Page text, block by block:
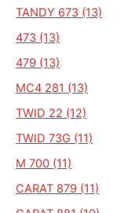
TANDY 673 (13)
473 (13)
479 (13)
MC4 281 (13)
TWID 22 (12)
TWID 73G (11)
M 700 (11)
CARAT 879 (11)